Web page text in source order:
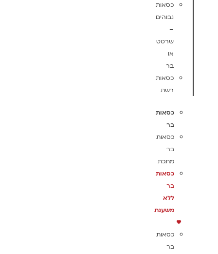
כסאות
גבוהים
–
שרטט
או
בר
כסאות
רשת
כסאות
בר
כסאות
בר
מתכת
כסאות
בר
ללא
משענת
כסאות
בר